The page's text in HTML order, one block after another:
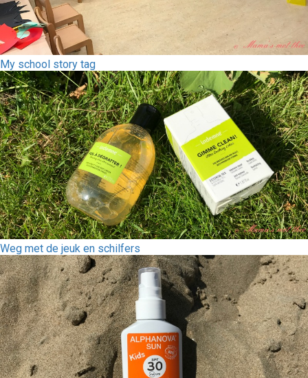
My school story tag
Weg met de jeuk en schilfers